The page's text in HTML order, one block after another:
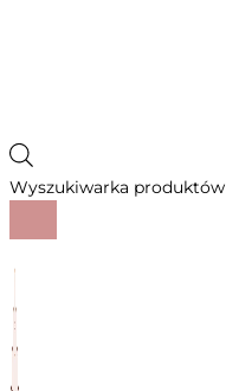
Wyszukiwarka produktów